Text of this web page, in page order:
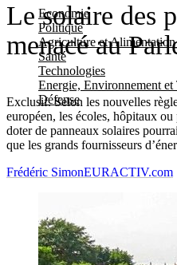
Economie
Politique
Agriculture et Alimentation
Santé
Technologies
Energie, Environnement et
Défense
Le solaire des
menacé au
Exclusif. Selon les nouvelles
européen, les écoles, hôpitaux
doter de panneaux solaires
que les grands fournisseurs
Frédéric SimonEURACTIV.com